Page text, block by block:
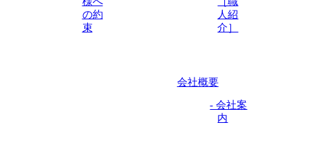
の約
束
人紹
介］
会社概要
- 会社案
内